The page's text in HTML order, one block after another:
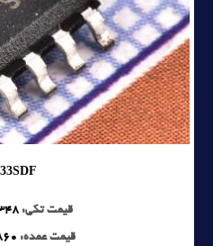
قیمت تکی:
قیمت عمده: